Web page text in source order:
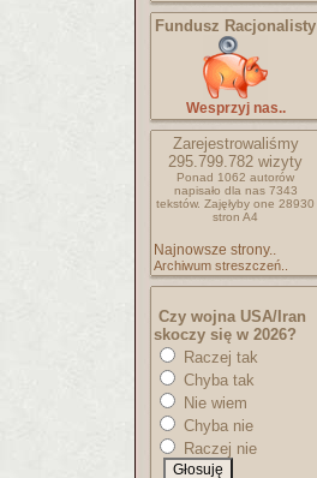
Fundusz Racjonalisty
Wesprzyj nas..
Zarejestrowaliśmy
295.799.782 wizyty
Ponad 1062 autorów
napisało dla nas 7343
tekstów. Zajęłyby one 28930
stron A4
Najnowsze strony..
Archiwum streszczeń..
Czy wojna USA/Iran
skoczy się w 2026?
Raczej tak
Chyba tak
Nie wiem
Chyba nie
Raczej nie